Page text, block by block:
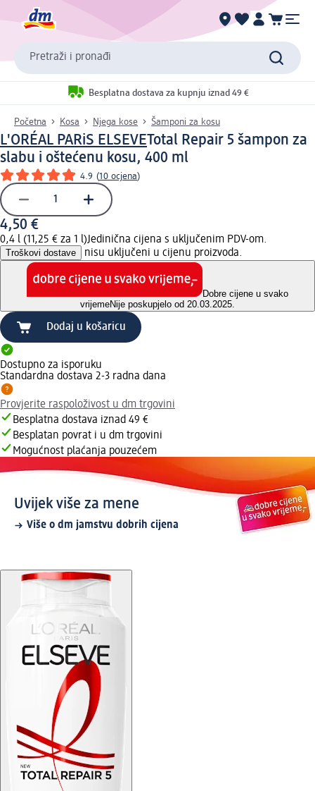
Pretraži i pronađi
Besplatna dostava za kupnju iznad 49 €
Početna Kosa Njega kose Šamponi za kosu
L'ORÉAL PARiS ELSEVETotal Repair 5 šampon za
slabu i oštećenu kosu, 400 ml
4.9 (10 ocjena)
4,50 €
0,4 l (11,25 € za 1 l)Jedinična cijena s uključenim PDV-om.
Troškovi dostave nisu uključeni u cijenu proizvoda.
Dobre cijene u svako
vrijemeNije poskupjelo od 20.03.2025.
Dodaj u košaricu
Dostupno za isporuku
Standardna dostava 2-3 radna dana
Provjerite raspoloživost u dm trgovini
Besplatna dostava iznad 49 €
Besplatan povrat i u dm trgovini
Mogućnost plaćanja pouzećem
Uvijek više za mene
Više o dm jamstvu dobrih cijena